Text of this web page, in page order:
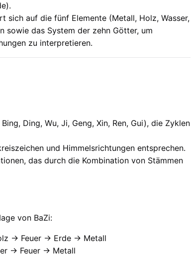
sich auf die fünf Elemente (Metall, Holz, Wasser,
sowie das System der zehn Götter, um
zu interpretieren.
Ding, Wu, Ji, Geng, Xin, Ren, Gui), die Zyklen
und Himmelsrichtungen entsprechen.
das durch die Kombination von Stämmen
von BaZi:
→ Feuer → Erde → Metall
→ Feuer → Metall